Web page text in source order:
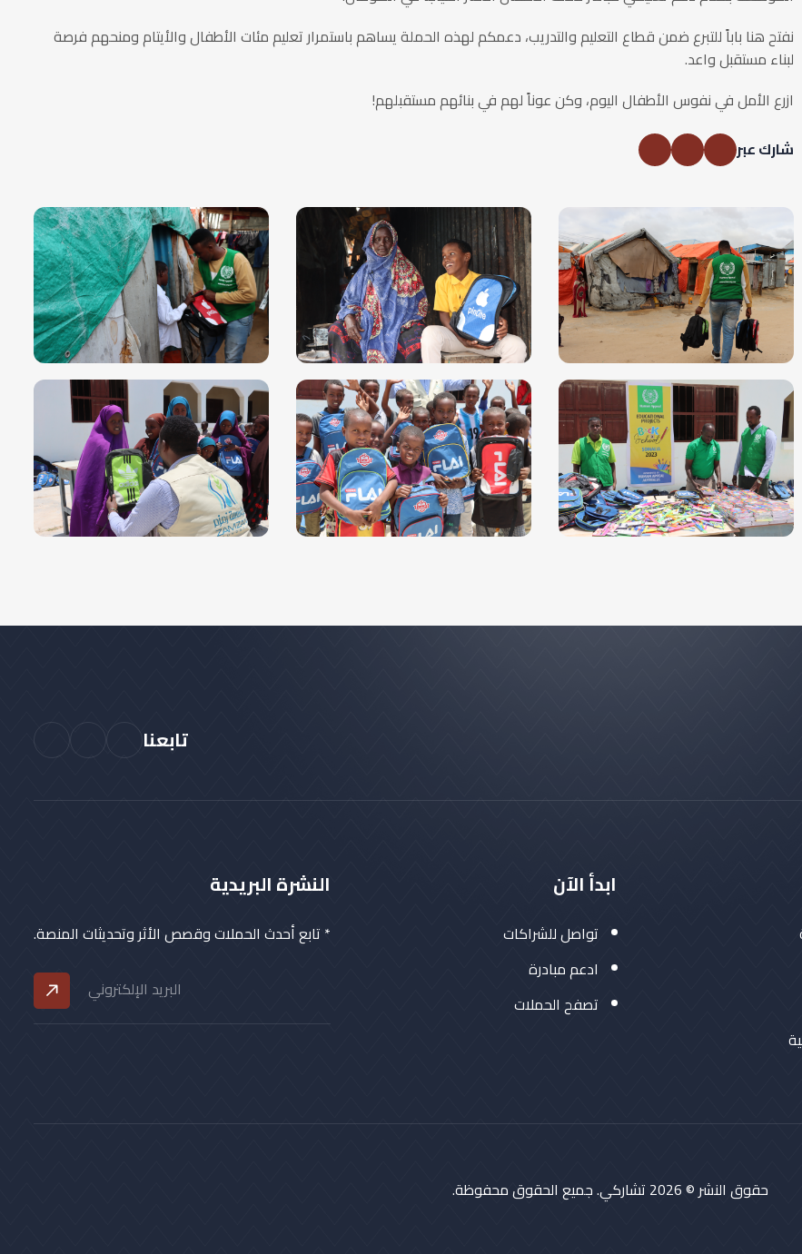
نفتح هنا باباً للتبرع ضمن قطاع التعليم والتدريب، دعمكم لهذه الحملة يساهم باستمرار تعليم مئات الأطفال والأيتام ومنحهم فرصة
لبناء مستقبل واعد.
ازرع الأمل في نفوس الأطفال اليوم، وكن عوناً لهم في بنائهم مستقبلهم!
شارك عبر
تابعنا
ابدأ الآن
تواصل للشراكات
ادعم مبادرة
تصفح الحملات
النشرة البريدية
* تابع أحدث الحملات وقصص الأثر وتحديثات المنصة.
حقوق النشر © 2026 تشاركي. جميع الحقوق محفوظة.